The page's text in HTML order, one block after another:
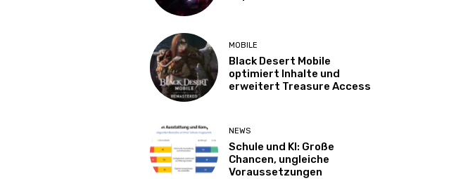
MOBILE
Black Desert Mobile
optimiert Inhalte und
erweitert Treasure Access
NEWS
Schule und KI: Große
Chancen, ungleiche
Voraussetzungen